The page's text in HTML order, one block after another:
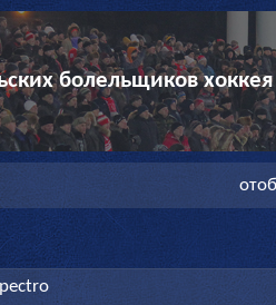
болельщиков